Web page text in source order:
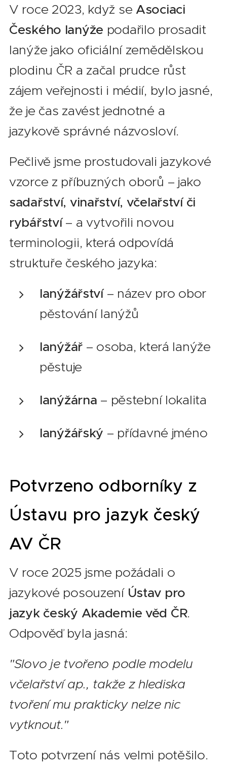
V roce 2023, když seAsociaci
Českého lanýže podařilo prosadit
lanýže jako oficiální zemědělskou
plodinu ČR a začal prudce růst
zájem veřejnosti i médií, bylo jasné,
že je čas zavést jednotné a
jazykově správné názvosloví.
Pečlivě jsme prostudovali jazykové
vzorce z příbuzných oborů – jako
sadařství, vinařství, včelařství či
rybářství– a vytvořili novou
terminologii, která odpovídá
struktuře českého jazyka:
lanýžářství– název pro obor
pěstování lanýžů
lanýžář – osoba, která lanýže
pěstuje
lanýžárna – pěstební lokalita
lanýžářský – přídavné jméno
Potvrzeno odborníky z
Ústavu pro jazyk český
AV ČR
V roce 2025 jsme požádali o
jazykové posouzení Ústav pro
jazyk český Akademie věd ČR.
Odpověď byla jasná:
"Slovo je tvořeno podle modelu
včelařství ap., takže z hlediska
tvoření mu prakticky nelze nic
vytknout."
Toto potvrzení nás velmi potěšilo.